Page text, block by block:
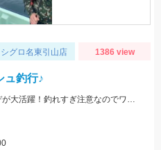
グロ名東引山店 1386 view
ュ釣行♪
バス用ワームのカバークローグランデが大活躍！釣れすぎ注意なのでワームは沢山用意してくださいネ